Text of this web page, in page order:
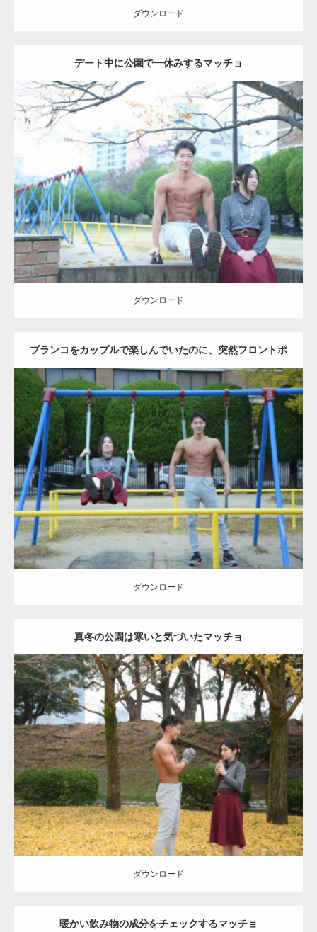
ダウンロード
デート中に公園で一休みするマッチョ
Update:2021.07.6
Category:公園のマッチョ その他 AKIHITO(細マッチョ) 腹筋
ダウンロード
ダウンロード
ブランコをカップルで楽しんでいたのに、突然フロントポ
ーズをするマッチョ
Update: 2021.07.6
Category:公園のマッチョ その他 AKIHITO(細マッチョ) 腹筋 大胸筋
ダウンロード
ダウンロード
真冬の公園は寒いと気づいたマッチョ
Update: 2021.07.8
Category:公園のマッチョ その他 AKIHITO(細マッチョ) 上腕三頭筋
肩
ダウンロード
ダウンロード
暖かい飲み物の成分をチェックするマッチョ